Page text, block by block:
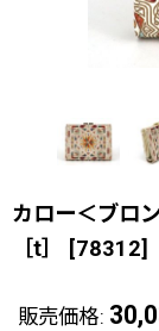
カロー＜ブロ
［t］
[78312]
販売価格: